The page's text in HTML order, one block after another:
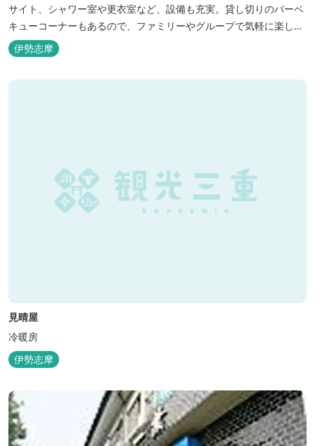
サイト、シャワー室や更衣室など、設備も充実。貸し切りのバーベ
キューコーナーもあるので、ファミリーやグループで気軽に楽しむ
ことができます。
伊勢志摩
見晴屋
冷暖房
伊勢志摩